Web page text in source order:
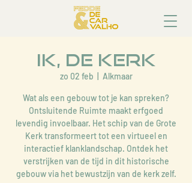
Ik, de Kerk
zo 02 feb Alkmaar
Wat als een gebouw tot je kan spreken?
Ontsluitende Ruimte maakt erfgoed
levendig invoelbaar. Het schip van de Grote
Kerk transformeert tot een virtueel en
interactief klanklandschap. Ontdek het
verstrijken van de tijd in dit historische
gebouw via het bewustzijn van de kerk zelf.